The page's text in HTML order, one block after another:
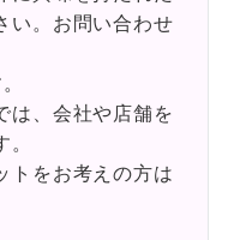
い。お問い合わせ
は、会社や店舗を
トをお考えの方は